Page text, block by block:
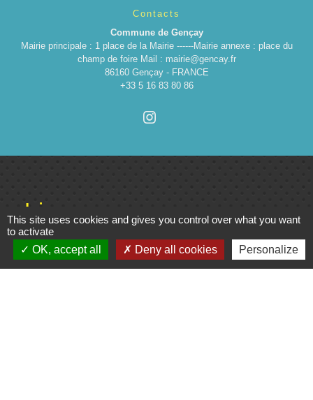
Contacts
Commune de Gençay
Mairie principale : 1 place de la Mairie ------Mairie annexe : place du
champ de foire Mail : mairie@gencay.fr
86160 Gençay - FRANCE
+33 5 16 83 80 86
Liens
Cinéma
Office de tourisme du Civraisien
This site uses cookies and gives you control over what you want
to activate
OK, accept all
Deny all cookies Personalize